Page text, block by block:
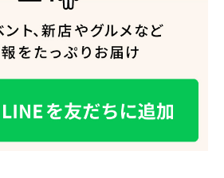
#大阪学院大 商品開発プロジェクト